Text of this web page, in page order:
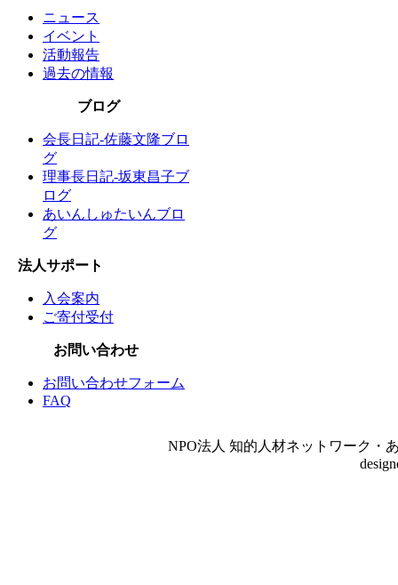
ニュース
イベント
活動報告
過去の情報
ブログ
会長日記-佐藤文隆ブロ
グ
理事長日記-坂東昌子ブ
ログ
あいんしゅたいんブロ
グ
法人サポート
入会案内
ご寄付受付
お問い合わせ
お問い合わせフォーム
FAQ
NPO法人 知的人材ネットワーク・